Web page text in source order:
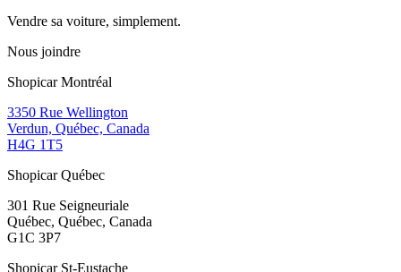
Vendre sa voiture, simplement.
Nous joindre
Shopicar Montréal
3350 Rue Wellington
Verdun, Québec, Canada
H4G 1T5
Shopicar Québec
301 Rue Seigneuriale
Québec, Québec, Canada
G1C 3P7
Shopicar St-Eustache